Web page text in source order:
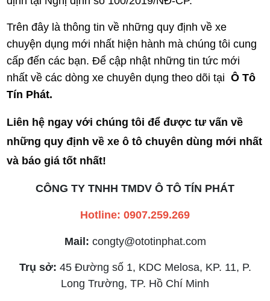
Trên đây là thông tin về những quy định về xe
chuyện dụng mới nhất hiện hành mà chúng tôi cung
cấp đến các bạn. Để cập nhật những tin tức mới
nhất về các dòng xe chuyên dụng theo dõi tạiÔ Tô
Tín Phát.
Liên hệ ngay với chúng tôi để được tư vấn về
những quy định về xe ô tô chuyên dùng mới nhất
và báo giá tốt nhất!
CÔNG TY TNHH TMDV Ô TÔ TÍN PHÁT
Hotline: 0907.259.269
Mail: congty@ototinphat.com
Trụ sở: 45 Đường số 1, KDC Melosa, KP. 11, P.
Long Trường, TP. Hồ Chí Minh